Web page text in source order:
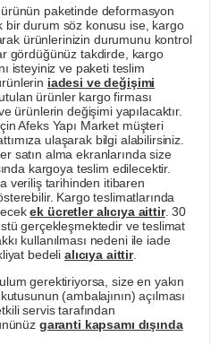
paketinde deformasyon
bir durum söz konusu ise, kargo
ürünlerinizin durumunu kontrol
gördüğünüz takdirde, kargo
isteyiniz ve paketi teslim
iadesi ve değişimi
ürünler kargo firması
ürünlerin değişimi yapılacaktır.
Afeks Yapı Market müşteri
ulaşarak bilgi alabilirsiniz.
satın alma ekranlarında size
kargoya teslim edilecektir.
veriliş tarihinden itibaren
Kargo teslimatlarında
ek ücretler alıcıya aittir. 30
gerçekleşmektedir ve teslimat
kullanılması nedeni ile iade
bedeli alıcıya aittir.
gerektiriyorsa, size en yakın
(ambalajının) açılması
servis tarafından
garanti kapsamı dışında